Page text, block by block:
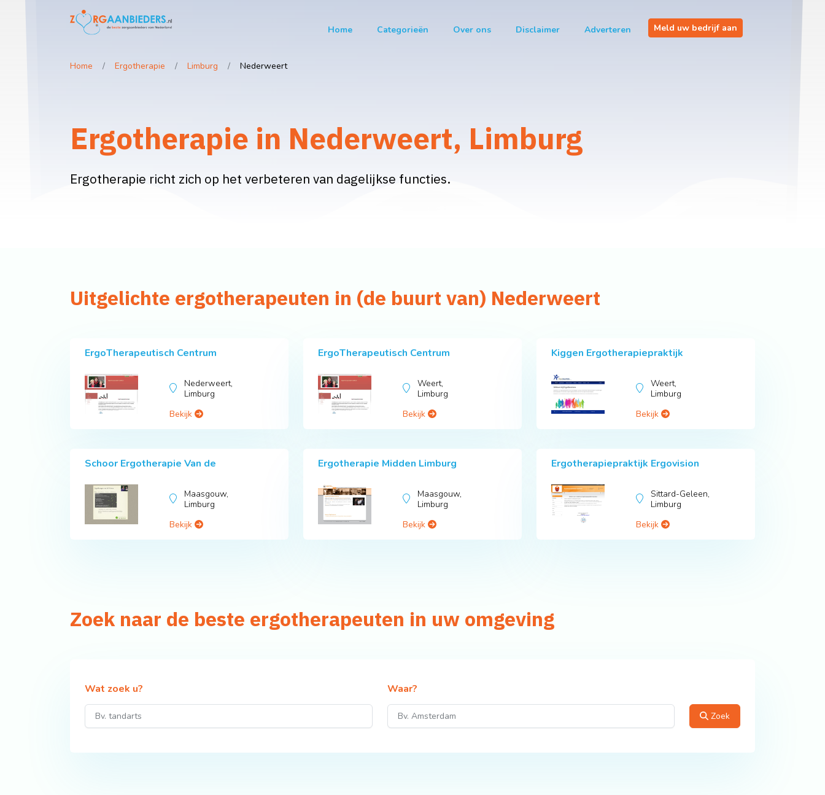
Home Categorieën Over ons Disclaimer Adverteren Meld uw bedrijf aan
Home Ergotherapie Limburg Nederweert
Ergotherapie in Nederweert, Limburg
Ergotherapie richt zich op het verbeteren van dagelijkse functies.
Uitgelichte ergotherapeuten in (de buurt van) Nederweert
ErgoTherapeutisch Centrum
Nederweert,
Limburg
Bekijk
ErgoTherapeutisch Centrum
Weert,
Limburg
Bekijk
Kiggen Ergotherapiepraktijk
Weert,
Limburg
Bekijk
Schoor Ergotherapie Van de
Maasgouw,
Limburg
Bekijk
Ergotherapie Midden Limburg
Maasgouw,
Limburg
Bekijk
Ergotherapiepraktijk Ergovision
Sittard-Geleen,
Limburg
Bekijk
Zoek naar de beste ergotherapeuten in uw omgeving
Wat zoek u? Waar?
Zoek